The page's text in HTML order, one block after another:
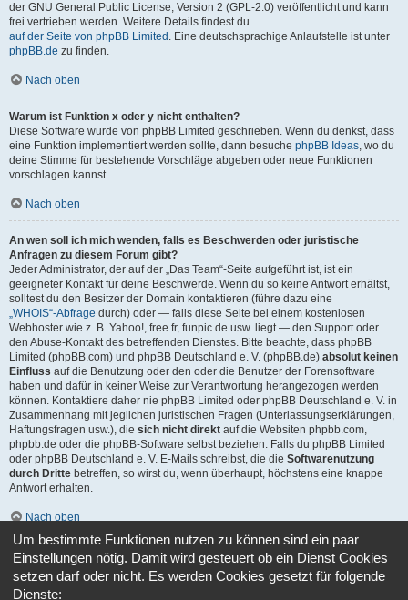
der GNU General Public License, Version 2 (GPL-2.0) veröffentlicht und kann
frei vertrieben werden. Weitere Details findest du
auf der Seite von phpBB Limited . Eine deutschsprachige Anlaufstelle ist unter
phpBB.de zu finden.
Nach oben
Warum ist Funktion x oder y nicht enthalten?
Diese Software wurde von phpBB Limited geschrieben. Wenn du denkst, dass
eine Funktion implementiert werden sollte, dann besuche phpBB Ideas, wo du
deine Stimme für bestehende Vorschläge abgeben oder neue Funktionen
vorschlagen kannst.
Nach oben
An wen soll ich mich wenden, falls es Beschwerden oder juristische
Anfragen zu diesem Forum gibt?
Jeder Administrator, der auf der „Das Team“-Seite aufgeführt ist, ist ein
geeigneter Kontakt für deine Beschwerde. Wenn du so keine Antwort erhältst,
solltest du den Besitzer der Domain kontaktieren (führe dazu eine
„WHOIS“-Abfrage durch) oder — falls diese Seite bei einem kostenlosen
Webhoster wie z. B. Yahoo!, free.fr, funpic.de usw. liegt — den Support oder
den Abuse-Kontakt des betreffenden Dienstes. Bitte beachte, dass phpBB
Limited (phpBB.com) und phpBB Deutschland e. V. (phpBB.de) absolut keinen
Einfluss auf die Benutzung oder den oder die Benutzer der Forensoftware
haben und dafür in keiner Weise zur Verantwortung herangezogen werden
können. Kontaktiere daher nie phpBB Limited oder phpBB Deutschland e. V. in
Zusammenhang mit jeglichen juristischen Fragen (Unterlassungserklärungen,
Haftungsfragen usw.), die sich nicht direkt auf die Websiten phpbb.com,
phpbb.de oder die phpBB-Software selbst beziehen. Falls du phpBB Limited
oder phpBB Deutschland e. V. E-Mails schreibst, die die Softwarenutzung
durch Dritte betreffen, so wirst du, wenn überhaupt, höchstens eine knappe
Antwort erhalten.
Nach oben
Wie kann ich einen Administrator des Boards kontaktieren?
Alle Benutzer des Boards können das Kontaktformular nutzen, wenn die
Funktion durch die Board-Administration aktiviert wurde.
Mitglieder des Boards können zusätzlich den Link „Das Team“ verwenden.
Um bestimmte Funktionen nutzen zu können sind ein paar
Einstellungen nötig. Damit wird gesteuert ob ein Dienst Cookies
setzen darf oder nicht. Es werden Cookies gesetzt für folgende
Dienste: